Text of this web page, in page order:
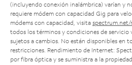
(incluyendo conexión inalámbrica) varían y
requiere módem con capacidad Gig para
módems con capacidad, visita spectrum.net/
todos los términos y condiciones de servicio
sujetos a cambios. No están disponibles en
restricciones. Rendimiento de Internet:
por fibra óptica y se suministra a la